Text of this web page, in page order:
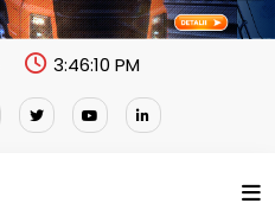
3:46:11 PM